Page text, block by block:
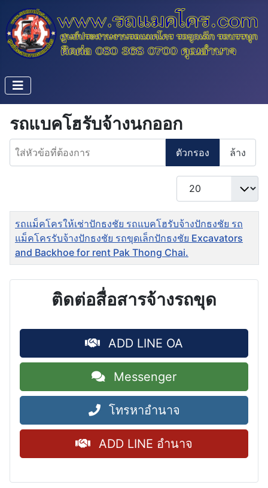
รถแบคโฮรับจ้างนกออก
ใส่หัวข้อที่ต้องการ
ตัวกรอง ล้าง
แสดง #
ชื่อ
รถแม็คโครให้เช่าปักธงชัย รถแบคโฮรับจ้างปักธงชัย รถ
แม็คโครรับจ้างปักธงชัย รถขุดเล็กปักธงชัย Excavators
and Backhoe for rent Pak Thong Chai.
ติดต่อสื่อสารจ้างรถขุด
ADD LINE OA
Messenger
โทรหาอำนาจ
ADD LINE อำนาจ